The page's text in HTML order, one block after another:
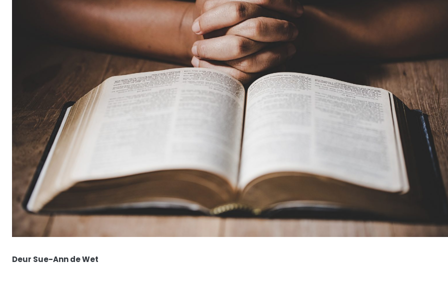
Deur Sue-Ann de Wet